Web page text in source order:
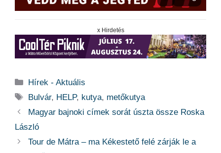
x Hirdetés
Kategória
Hírek - Aktuális
Címkék
Bulvár, HELP, kutya, metőkutya
Magyar bajnoki címek sorát úszta össze Roska
László
Tour de Mátra – ma Kékestető felé zárják le a